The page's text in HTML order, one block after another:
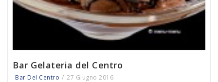
Bar Gelateria del Centro
Bar Del Centro 27 Giugno 2016